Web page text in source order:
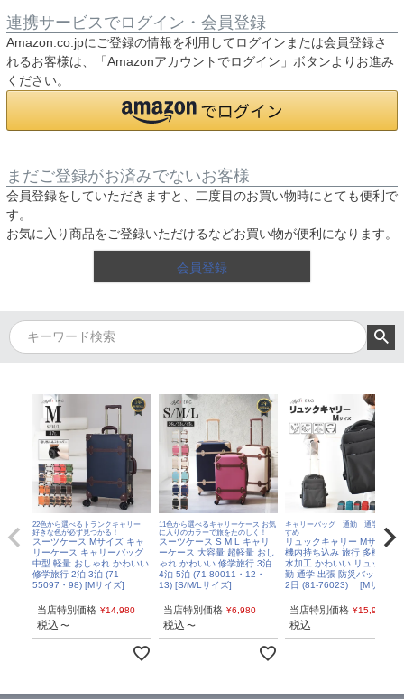
連携サービスでログイン・会員登録
Amazon.co.jpにご登録の情報を利用してログインまたは会員登録さ
れるお客様は、「Amazonアカウントでログイン」ボタンよりお進み
ください。
まだご登録がお済みでないお客様
会員登録をしていただきますと、二度目のお買い物時にとても便利で
す。
お気に入り商品をご登録いただけるなどお買い物が便利になります。
会員登録
22色から選べるトランクキャリー
好きな色が必ず見つかる！
スーツケース Mサイズ キャ
リーケース キャリーバッグ
中型 軽量 おしゃれ かわいい
修学旅行 2泊 3泊 (71-
55097・98) [Mサイズ]
当店特別価格 ¥14,980
税込 〜
11色から選べるキャリーケース お気
に入りのカラーで旅をたのしく！
スーツケース S M L キャリ
ーケース 大容量 超軽量 おし
ゃれ かわいい 修学旅行 3泊
4泊 5泊 (71-80011・12・
13) [S/M/Lサイズ]
当店特別価格 ¥6,980
税込 〜
キャリーバッグ 通勤 通学におす
すめ
リュックキャリー Mサイズ
機内持ち込み 旅行 多機能 撥
水加工 かわいい リュック 通
勤 通学 出張 防災バッグ 1泊
2日 (81-76023) [Mサイズ]
当店特別価格 ¥15,980
税込